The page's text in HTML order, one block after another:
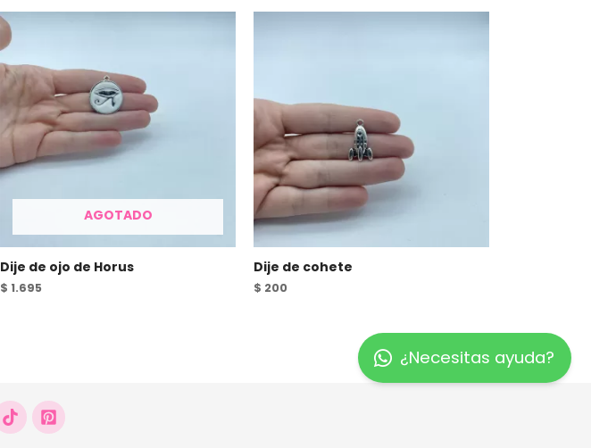
AGOTADO
Dije de ojo de Horus
$ 1.695
Dije de cohete
$ 200
¿Necesitas ayuda?